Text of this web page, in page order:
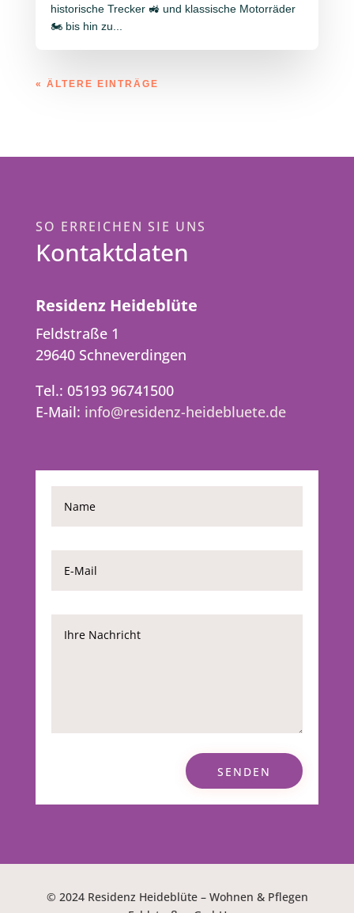
historische Trecker 🚜 und klassische Motorräder
🏍️ bis hin zu...
« ÄLTERE EINTRÄGE
SO ERREICHEN SIE UNS
Kontaktdaten
Residenz Heideblüte
Feldstraße 1
29640 Schneverdingen
Tel.: 05193 96741500
E-Mail: info@residenz-heidebluete.de
SENDEN
© 2024 Residenz Heideblüte – Wohnen & Pflegen